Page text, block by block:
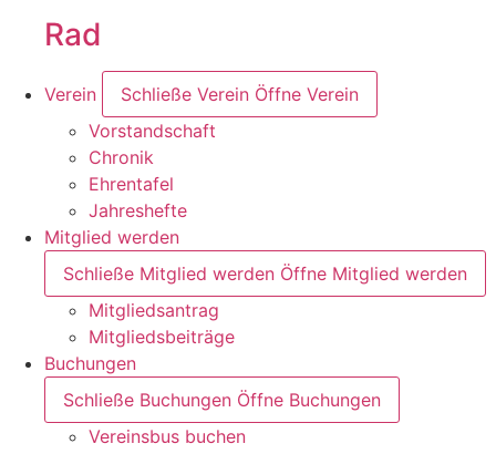
Rad
Verein Schließe Verein Öffne Verein
Vorstandschaft
Chronik
Ehrentafel
Jahreshefte
Mitglied werden
Schließe Mitglied werden Öffne Mitglied werden
Mitgliedsantrag
Mitgliedsbeiträge
Buchungen
Schließe Buchungen Öffne Buchungen
Vereinsbus buchen